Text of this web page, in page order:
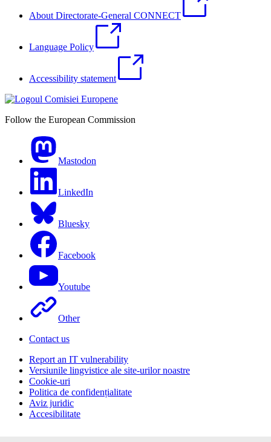
About Directorate-General CONNECT
Language Policy
Accessibility statement
Follow the European Commission
Mastodon
LinkedIn
Bluesky
Facebook
Youtube
Other
Contact us
Report an IT vulnerability
Versiunile lingvistice ale site-urilor noastre
Cookie-uri
Politica de confidențialitate
Aviz juridic
Accesibilitate